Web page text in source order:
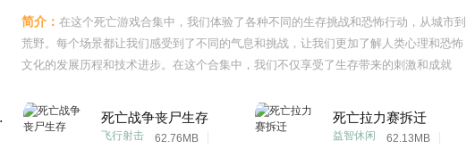
简介： 在这个死亡游戏合集中，我们体验了各种不同的生存挑战和恐怖行动，从城市到
荒野。每个场景都让我们感受到了不同的气息和挑战，让我们更加了解人类心理和恐怖
文化的发展历程和技术进步。在这个合集中，我们不仅享受了生存带来的刺激和成就
才能找到最佳的生存方式和配合默契。现在，这场死亡游戏已经画上了句号。但是，我
们的探索之路仍在继续。让我们
亡 死亡战争丧尸生存
62.76MB
飞行射击
死亡拉力赛拆迁
62.13MB
益智休闲